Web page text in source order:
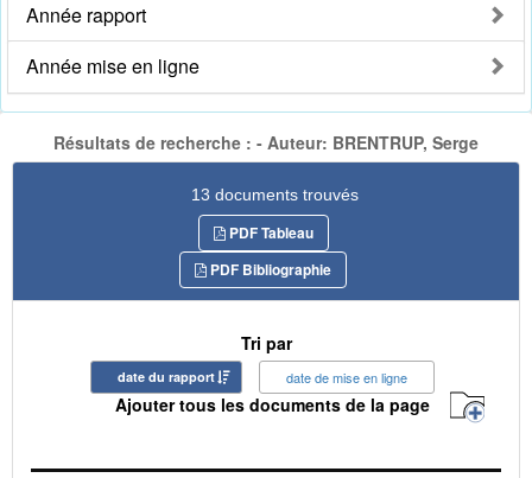
Année rapport
Année mise en ligne
Résultats de recherche : - Auteur: BRENTRUP, Serge
13 documents trouvés
PDF Tableau
PDF Bibliographie
Tri par
date du rapport date de mise en ligne
Ajouter tous les documents de la page